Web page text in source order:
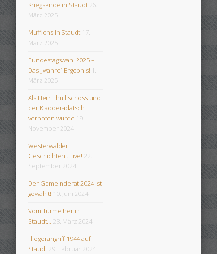
Kriegsende in Staudt 26.
März 2025
Mufflons in Staudt 17.
März 2025
Bundestagswahl 2025 –
Das „wahre“ Ergebnis! 1.
März 2025
Als Herr Thull schoss und
der Kladderadatsch
verboten wurde 19.
November 2024
Westerwälder
Geschichten… live! 22.
September 2024
Der Gemeinderat 2024 ist
gewählt! 10. Juni 2024
Vom Turme her in
Staudt… 28. März 2024
Fliegerangriff 1944 auf
Staudt 29. Februar 2024